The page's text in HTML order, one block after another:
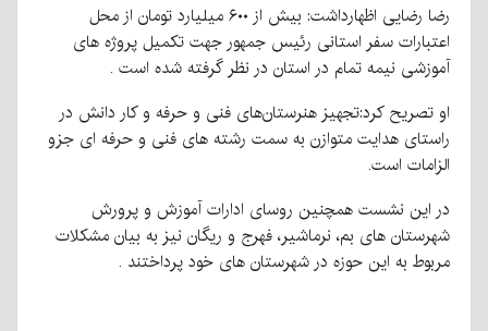
رضا رضایی اظهارداشت: بیش از ۶۰۰ میلیارد تومان از محل
اعتبارات سفر استانی رئیس جمهور جهت تکمیل پروژه های
آموزشی نیمه تمام در استان در نظر گرفته شده است .
او تصریح کرد:تجهیز هنرستان‌های فنی و حرفه و کار دانش در
راستای هدایت متوازن به سمت رشته های فنی و حرفه ای جزو
الزامات است.
در این نشست همچنین روسای ادارات آموزش و پرورش
شهرستان های بم، نرماشیر، فهرج و ریگان نیز به بیان مشکلات
مربوط به این حوزه در شهرستان های خود پرداختند .